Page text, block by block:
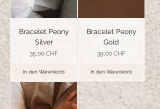
Bracelet Peony
Silver
Preis
35,00 CHF
In den Warenkorb
Bracelet Peony
Gold
Preis
39,00 CHF
In den Warenkorb